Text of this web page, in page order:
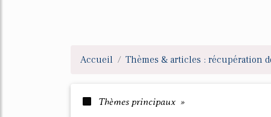
Accueil Thèmes & articles : récupération
Thèmes principaux »